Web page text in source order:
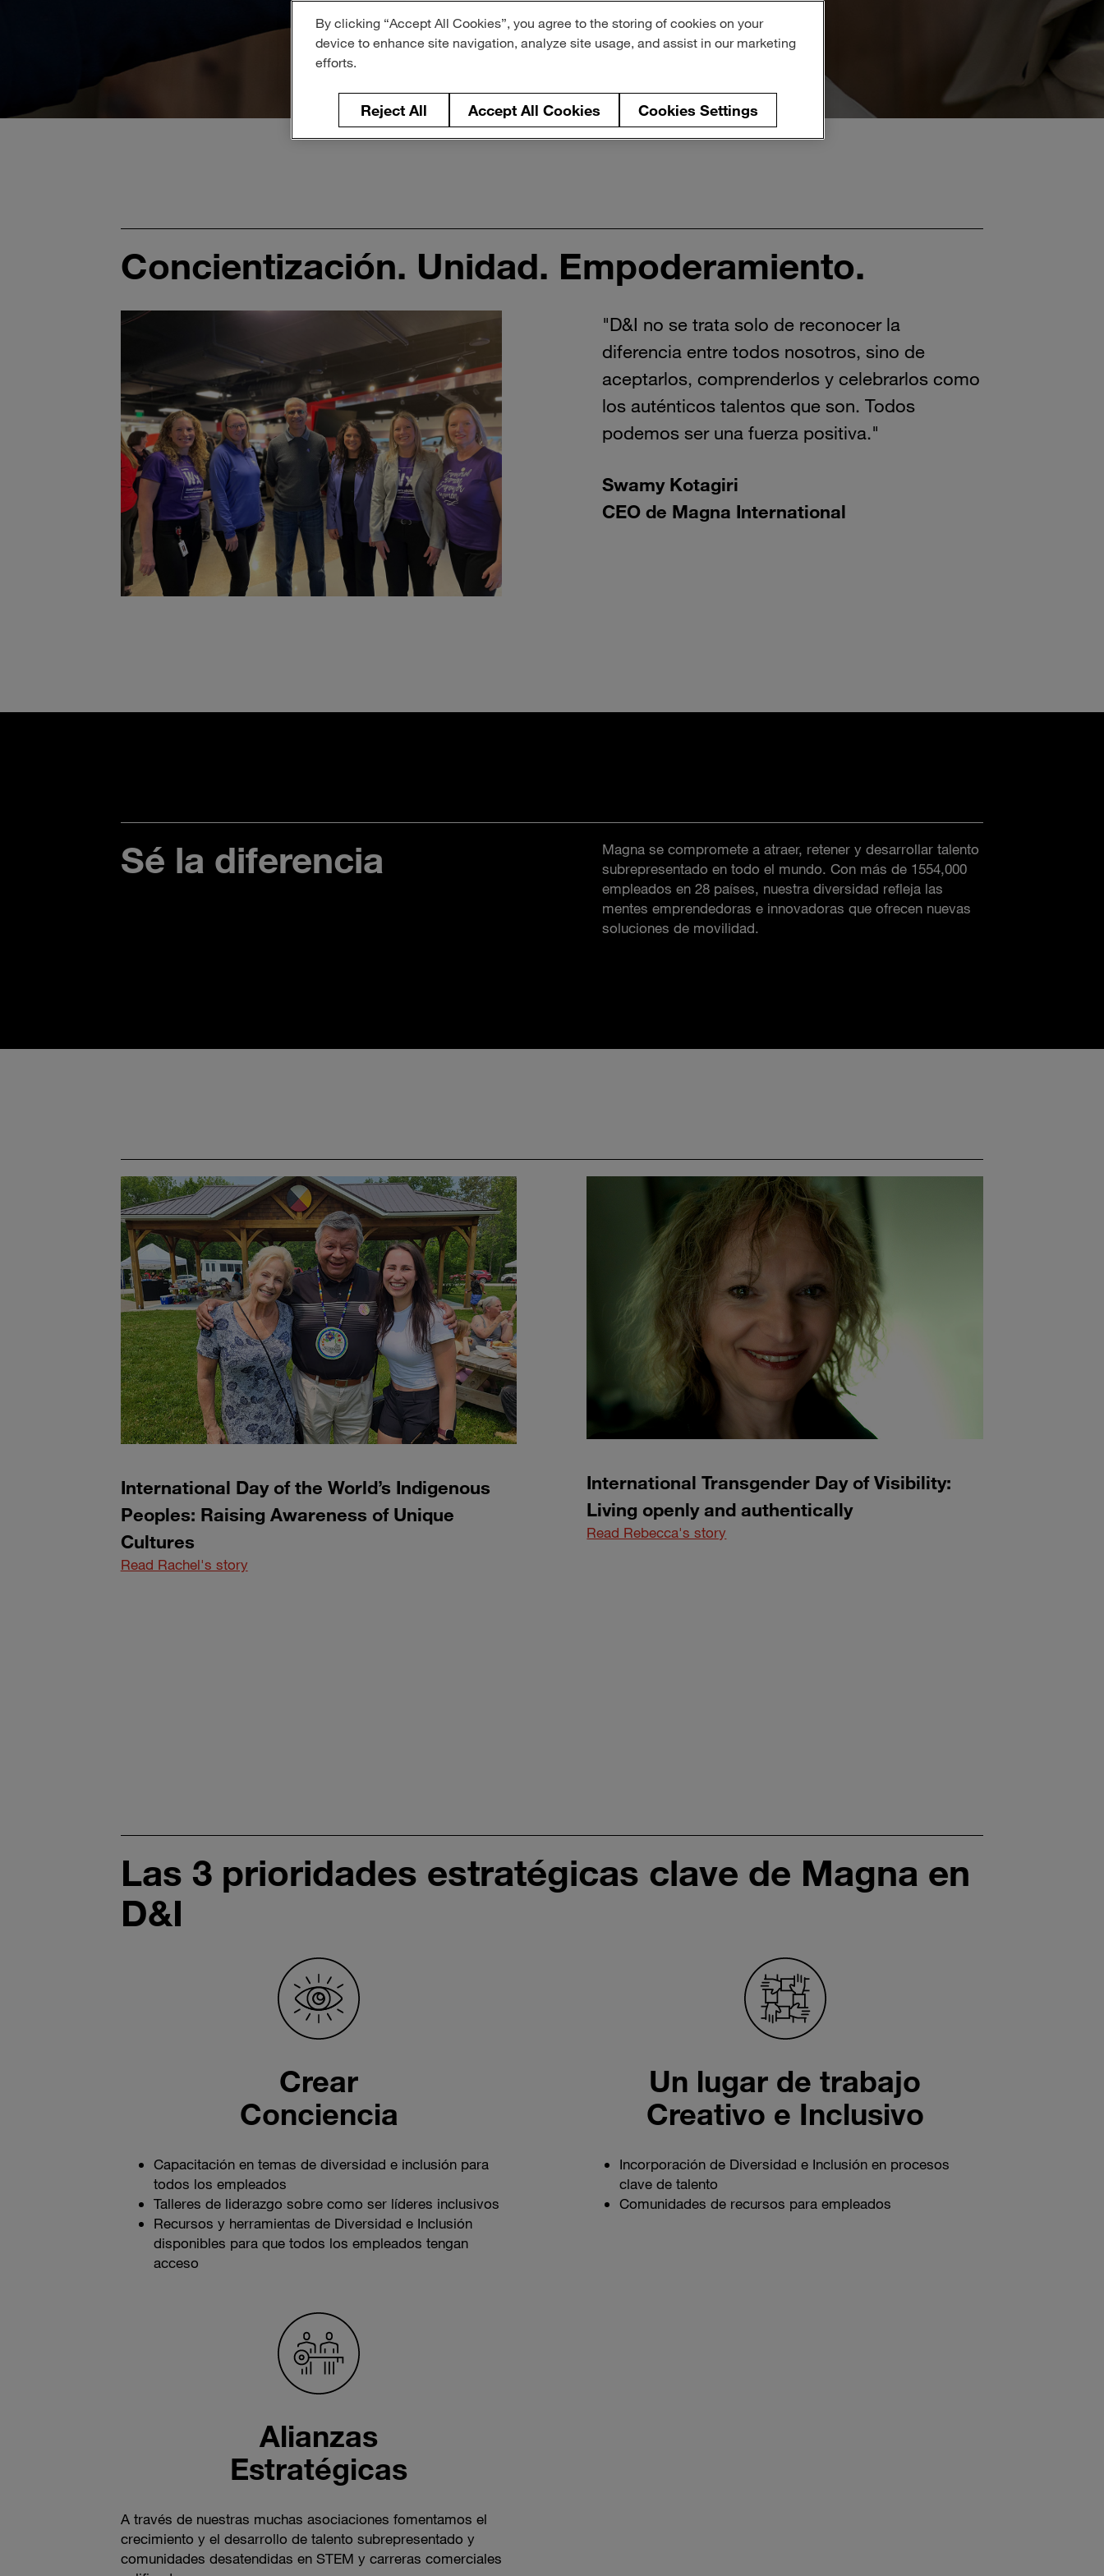
Concientización. Unidad. Empoderamiento.
"D&I no se trata solo de reconocer la
diferencia entre todos nosotros, sino de
aceptarlos, comprenderlos y celebrarlos como
los auténticos talentos que son. Todos
podemos ser una fuerza positiva."
Swamy Kotagiri
CEO de Magna International
Sé la diferencia
Magna se compromete a atraer, retener y desarrollar talento
subrepresentado en todo el mundo. Con más de 1554,000
empleados en 28 países, nuestra diversidad refleja las
mentes emprendedoras e innovadoras que ofrecen nuevas
soluciones de movilidad.
International Day of the World’s Indigenous
Peoples: Raising Awareness of Unique
Cultures
Read Rachel's story
International Transgender Day of Visibility:
Living openly and authentically
Read Rebecca's story
Las 3 prioridades estratégicas clave de Magna en
D&I
Crear
Conciencia
Capacitación en temas de diversidad e inclusión para
todos los empleados
Talleres de liderazgo sobre como ser líderes inclusivos
Recursos y herramientas de Diversidad e Inclusión
disponibles para que todos los empleados tengan
acceso
Un lugar de trabajo
Creativo e Inclusivo
Incorporación de Diversidad e Inclusión en procesos
clave de talento
Comunidades de recursos para empleados
Alianzas
Estratégicas
A través de nuestras muchas asociaciones fomentamos el
crecimiento y el desarrollo de talento subrepresentado y
comunidades desatendidas en STEM y carreras comerciales
By clicking “Accept All Cookies”, you agree to the storing of cookies on your
device to enhance site navigation, analyze site usage, and assist in our marketing
efforts.
Reject All Accept All Cookies Cookies Settings